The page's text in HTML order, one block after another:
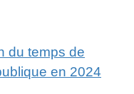
du temps de
en 2024